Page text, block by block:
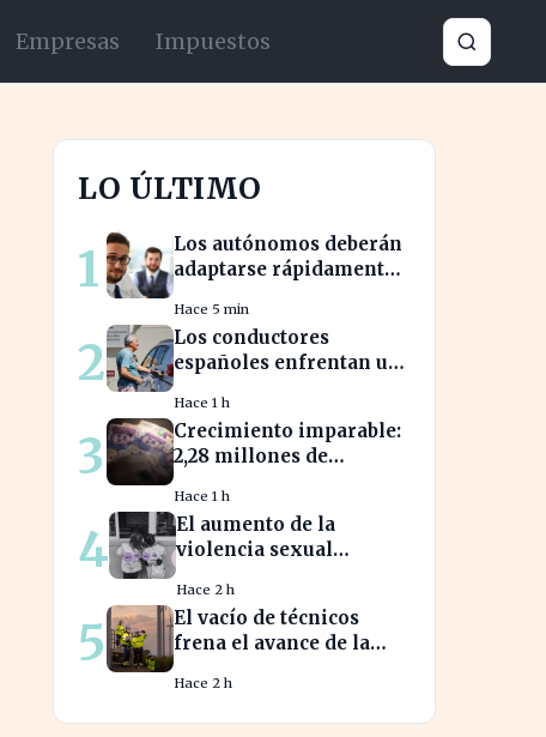
Empresas Impuestos
LO ÚLTIMO
1
Los autónomos deberán
adaptarse rápidamente
beneficios en sus
nóminas
Hace 5 min
2
Los conductores
españoles enfrentan un
precios de gasolina
desde marzo
Hace 1 h
3
Crecimiento imparable:
2,28 millones de
en fondos fiduciarios de
$123,7 billones
Hace 1 h
4
El aumento de la
violencia sexual
vulnerabilidad del
hogar familiar
Hace 2 h
5
El vacío de técnicos
frena el avance de la
España y su futuro
incierto
Hace 2 h